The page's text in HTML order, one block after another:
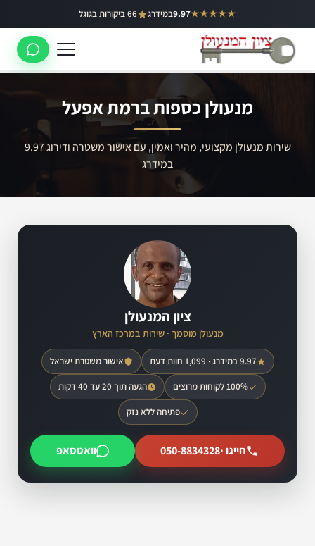
לתוכן
★★★★★
9.97במידרג 66 ביקורות בגוגל באר יעקב
ראשון לציון
לוד
רמלה
מנעולן כספות ברמת אפעל
שירות מנעולן מקצועי, מהיר ואמין, עם אישור משטרה ודירוג 9.97
במידרג
ציון המנעולן
מנעולן מוסמך · שירות במרכז הארץ
9.97 במידרג · 1,099 חוות דעת אישור משטרת ישראל
100% לקוחות מרוצים הגעה תוך 20 עד 40 דקות
פתיחה ללא נזק
חייגו ·050-8834328 וואטסאפ